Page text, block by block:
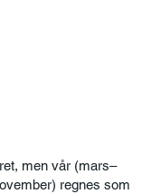
men vår (mars–
regnes som